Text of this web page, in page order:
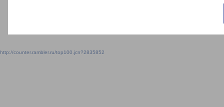
http://counter.rambler.ru/top100.jcn?2835852